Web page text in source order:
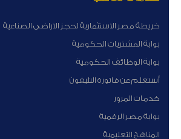
خريطة مصر الاستثمارية لحجز الاراضى الصناعية
بوابة المشتريات الحكومية
بوابة الوظائف الحكومية
أستعلم عن فاتورة التليفون
خدمات المرور
بوابة مصر الرقمية
المناهج التعليمية